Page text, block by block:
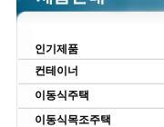
인기제품
컨테이너
이동식주택
이동식목조주택